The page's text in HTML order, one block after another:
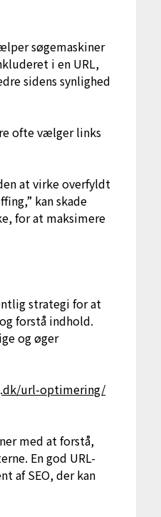
søgemaskiner
i en URL,
sidens synlighed
ofte vælger links
at virke overfyldt
kan skade
for at maksimere
strategi for at
forstå indhold.
og øger
url-optimering/
med at forstå,
En god URL-
af SEO, der kan